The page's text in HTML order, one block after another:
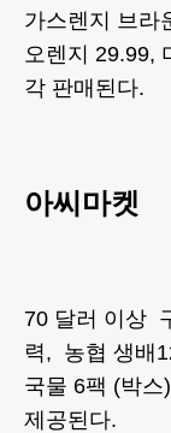
가스렌지 브라
오렌지 29.99,
각 판매된
아씨마켓
70 달러 이상
력, 농협 생배
국물 6팩 (박
제공된다.